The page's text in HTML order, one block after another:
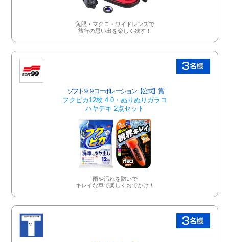
魚眼・マクロ・ワイドレンズで
旅行の思い出を楽しく残す！
ソフト９９コーポレーション【公式】賞
フクピカ12枚 4.0・ぬりぬりガラコ
ハヤデキ 2点セット
雨や汚れを防いで
キレイな車で楽しくおでかけ！